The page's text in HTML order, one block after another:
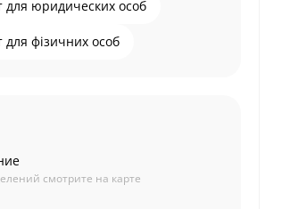
юридических особ
фізичних особ
смотрите на карте